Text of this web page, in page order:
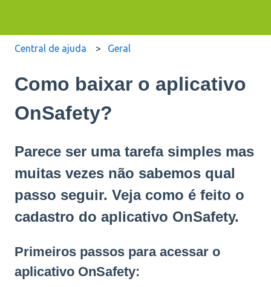
Central de ajuda Geral
Como baixar o aplicativo
OnSafety?
Parece ser uma tarefa simples mas
muitas vezes não sabemos qual
passo seguir. Veja como é feito o
cadastro do aplicativo OnSafety.
Primeiros passos para acessar o
aplicativo OnSafety: